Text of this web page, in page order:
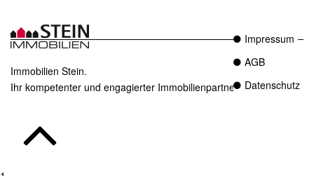
Immobilien Stein.
Ihr kompetenter und engagierter Immobilienpartner in Essen.
Impressum
AGB
Datenschutz